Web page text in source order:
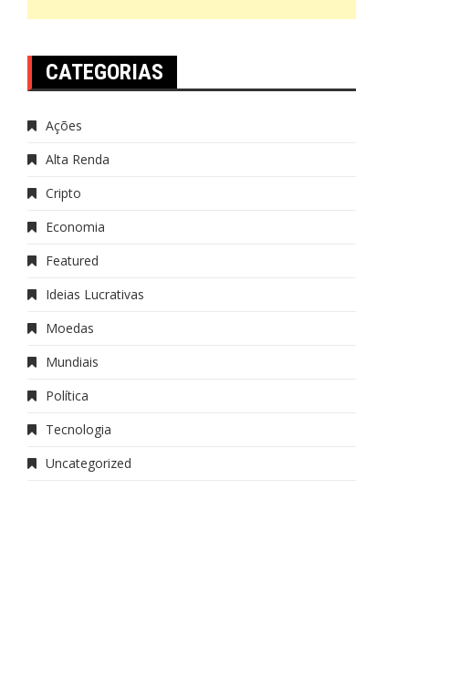
CATEGORIAS
Ações
Alta Renda
Cripto
Economia
Featured
Ideias Lucrativas
Moedas
Mundiais
Política
Tecnologia
Uncategorized